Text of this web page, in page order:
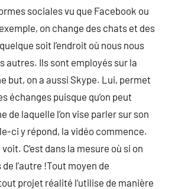
sociales vu que Facebook ou
on change des chats et des
soit l’endroit où nous nous
autres. Ils sont employés sur la
but, on a aussi Skype. Lui, permet
échanges puisque qu’on peut
de laquelle l’on vise parler sur son
ci y répond, la vidéo commence.
C’est dans la mesure où si on
de l’autre !Tout moyen de
projet réalité l’utilise de manière